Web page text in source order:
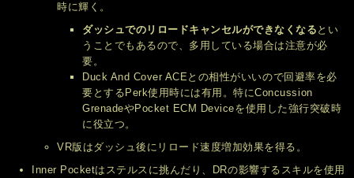
時に輝く。
ダッシュでのリロードキャンセルができなくなる とい
うことでもあるので、多用している場合は注意が必
要。
Duck And Cover ACEとの相性がいいので回避率を必
要とするPerk使用時には有用。特にConcussion
GrenadeやPocket ECM Deviceを使用した強行突破時
に役立つ。
VR版はダッシュ後にリロード速度増加効果を得る。
Inner Pocketはステルスに挑んだり、DRの影響するスキルを使用